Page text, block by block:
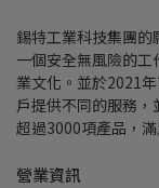
錫特工業科技集團
一個安全無風險的
業文化。並於2021
戶提供不同的服務
超過3000項產品，
營業資訊